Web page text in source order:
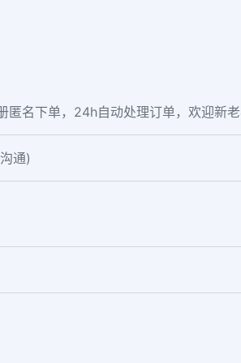
名下单，24h自动处理订单，欢迎新老
通)